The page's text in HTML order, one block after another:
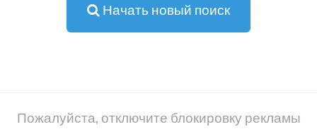
Начать новый поиск
Пожалуйста, отключите блокировку рекламы